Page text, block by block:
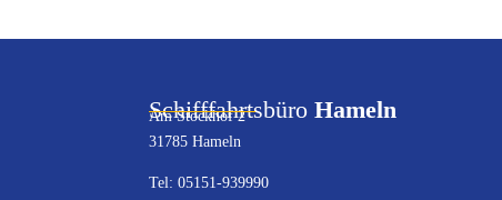
SchifffahrtsbüroHameln
Am Stockhof 2
31785 Hameln
Tel: 05151-939990